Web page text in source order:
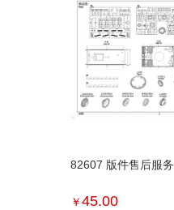
82607 版件售后服务
￥45.00